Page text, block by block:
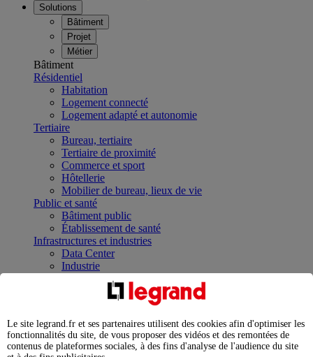
Solutions
Bâtiment
Projet
Métier
Bâtiment
Résidentiel
Habitation
Logement connecté
Logement adapté et autonomie
Tertiaire
Bureau, tertiaire
Tertiaire de proximité
Commerce et sport
Hôtellerie
Mobilier de bureau, lieux de vie
Public et santé
Bâtiment public
Établissement de santé
Infrastructures et industries
Data Center
Industrie
Infrastructures
Contrôler et planifier le fonctionnement des appareils
Répartir et optimiser son tableau électrique
Legrand Data Center Solutions : concentrer les
expertises au service de vos performances
Le site legrand.fr et ses partenaires utilisent des cookies afin d'optimiser les
fonctionnalités du site, de vous proposer des vidéos et des remontées de
contenus de plateformes sociales, à des fins d'analyse de l'audience du site